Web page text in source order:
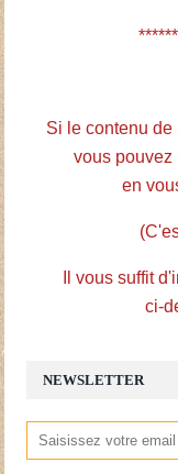
NEWSLETTER
Si le contenu de
vous pouvez
en
Il vous suffit
ci-